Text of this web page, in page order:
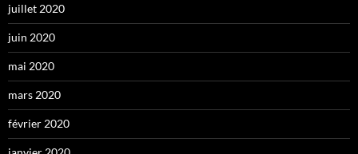
juillet 2020
juin 2020
mai 2020
mars 2020
février 2020